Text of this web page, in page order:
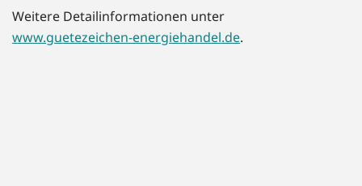
Weitere Detailinformationen unter
www.guetezeichen-energiehandel.de.